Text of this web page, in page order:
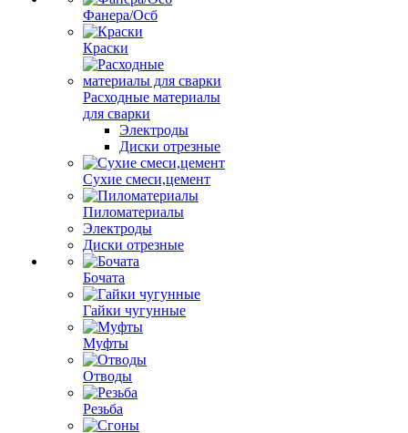
Фанера/Осб
Краски
Расходные материалы
для сварки
Электроды
Диски отрезные
Сухие смеси,цемент
Пиломатериалы
Электроды
Диски отрезные
Бочата
Гайки чугунные
Муфты
Отводы
Резьба